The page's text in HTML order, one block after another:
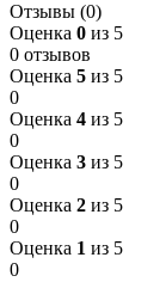
Отзывы (0)
Оценка 0 из 5
0 отзывов
Оценка 5 из 5
0
Оценка 4 из 5
0
Оценка 3 из 5
0
Оценка 2 из 5
0
Оценка 1 из 5
0